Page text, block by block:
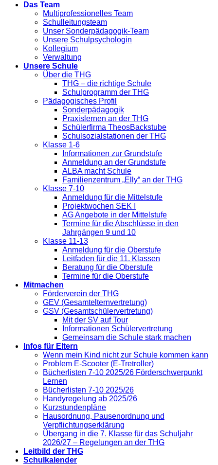
Das Team
Multiprofessionelles Team
Schulleitungsteam
Unser Sonderpädagogik-Team
Unsere Schulpsychologin
Kollegium
Verwaltung
Unsere Schule
Über die THG
THG – die richtige Schule
Schulprogramm der THG
Pädagogisches Profil
Sonderpädagogik
Praxislernen an der THG
Schülerfirma TheosBackstube
Schulsozialstationen der THG
Klasse 1-6
Informationen zur Grundstufe
Anmeldung an der Grundstufe
ALBA macht Schule
Familienzentrum „Elly“ an der THG
Klasse 7-10
Anmeldung für die Mittelstufe
Projektwochen SEK I
AG Angebote in der Mittelstufe
Termine für die Abschlüsse in den
Jahrgängen 9 und 10
Klasse 11-13
Anmeldung für die Oberstufe
Leitfaden für die 11. Klassen
Beratung für die Oberstufe
Termine für die Oberstufe
Mitmachen
Förderverein der THG
GEV (Gesamtelternvertretung)
GSV (Gesamtschülervertretung)
Mit der SV auf Tour
Informationen Schülervertretung
Gemeinsam die Schule stark machen
Infos für Eltern
Wenn mein Kind nicht zur Schule kommen kann
Problem E-Scooter (E-Tretroller)
Bücherlisten 7-10 2025/26 Förderschwerpunkt
Lernen
Bücherlisten 7-10 2025/26
Handyregelung ab 2025/26
Kurzstundenpläne
Hausordnung, Pausenordnung und
Verpflichtungserklärung
Übergang in die 7. Klasse für das Schuljahr
2026/27 – Regelungen an der THG
Leitbild der THG
Schulkalender